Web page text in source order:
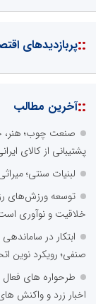
::پربازدیدهای
::آخرین مطالب
صنعت چوب؛ هنر،
پشتیبانی از کالای
لبنیات سنتی؛
توسعه ورزش‌های
خلاقیت و نوآوری
ابتکار در
صنفی؛ رویکرد نوین
طرحواره های
اخبار زرد و واکنش